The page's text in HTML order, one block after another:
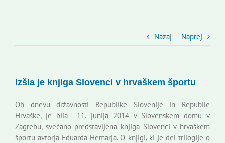
Novice
Kontakti
Novi odmev – naše glasilo
Nazaj Naprej
Izšla je knjiga Slovenci v hrvaškem športu
Ob dnevu državnosti Republike Slovenije in Repubile
Hrvaške, je bila 11. junija 2014 v Slovenskem domu v
Zagrebu, svečano predstavljena knjiga Slovenci v hrvaškem
športu avtorja Eduarda Hemarja. O knjigi, ki je del trilogije o